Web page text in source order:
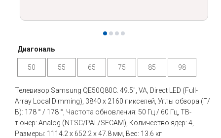
Диагональ
50 55 65 75 85 98
Телевизор Samsung QE50Q80C. 49.5", VA, Direct LED (Full-
Array Local Dimming), 3840 x 2160 пикселей, Углы обзора (Г/
В): 178 ° / 178 °, Частота обновления: 50 Гц / 60 Гц, ТВ-
тюнер: Analog (NTSC/PAL/SECAM), Количество ядер: 4,
Размеры: 1114.2 x 652.2 x 47.8 мм, Вес: 13.6 кг